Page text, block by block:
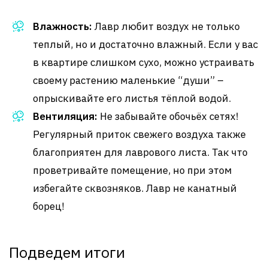
Влажность: Лавр любит воздух не только
теплый, но и достаточно влажный. Если у вас
в квартире слишком сухо, можно устраивать
своему растению маленькие “души” –
опрыскивайте его листья тёплой водой.
Вентиляция: Не забывайте обочьёх сетях!
Регулярный приток свежего воздуха также
благоприятен для лаврового листа. Так что
проветривайте помещение, но при этом
избегайте сквозняков. Лавр не канатный
борец!
Подведем итоги